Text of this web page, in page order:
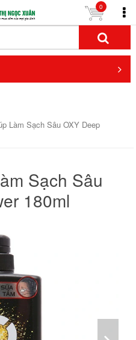
0
Làm Sạch Sâu OXY Deep
Sạch Sâu
180ml